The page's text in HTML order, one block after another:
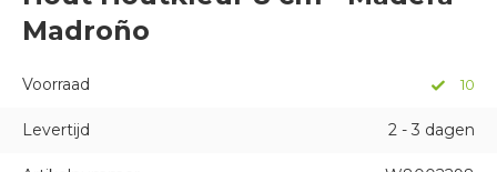
Madroño
Voorraad 10
Levertijd 2 - 3 dagen